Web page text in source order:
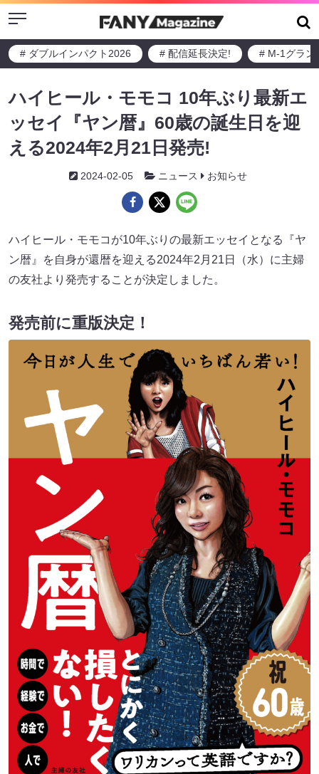
Menu
# ダブルインパクト2026 # 配信延長決定! # M-1グラン
ハイヒール・モモコ 10年ぶり最新エ
ッセイ『ヤン暦』60歳の誕生日を迎
える2024年2月21日発売!
2024-02-05 ニュース お知らせ
ハイヒール・モモコが10年ぶりの最新エッセイとなる『ヤ
ン暦』を自身が還暦を迎える2024年2月21日（水）に主婦
の友社より発売することが決定しました。
発売前に重版決定！